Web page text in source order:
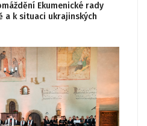
Ekumenické rady
a k situaci ukrajinských